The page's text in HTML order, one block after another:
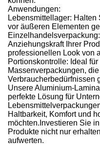
Anwendungen:
Lebensmittellager: Halten
vor äußeren Elementen
Anziehungskraft Ihrer
professionellen Look von
Portionskontrolle: Ideal
Massenverpackungen,
Verbraucherbedürfnissen
Unsere Aluminium-
perfekte Lösung für
Haltbarkeit, Komfort und
möchten.Investieren Sie
Produkte nicht nur
aufwerten.